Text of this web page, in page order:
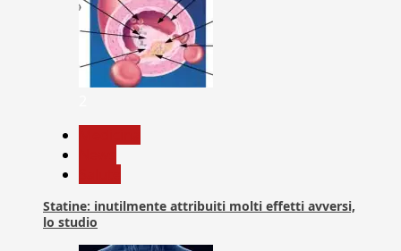
Statine: inutilmente attribuiti molti effetti avversi,
lo studio